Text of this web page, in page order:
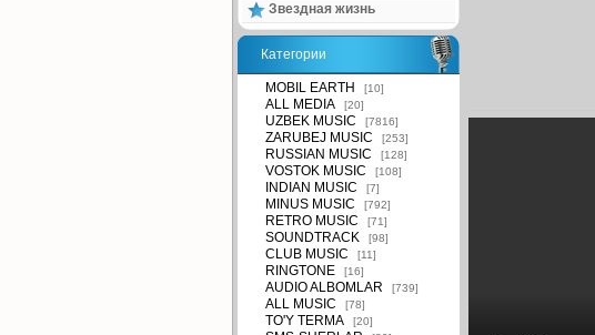
Звездная жизнь
Категории
MOBIL EARTH [10]
ALL MEDIA [20]
UZBEK MUSIC [7816]
ZARUBEJ MUSIC [253]
RUSSIAN MUSIC [128]
VOSTOK MUSIC [108]
INDIAN MUSIC [7]
MINUS MUSIC [792]
RETRO MUSIC [71]
SOUNDTRACK [98]
CLUB MUSIC [11]
RINGTONE [16]
AUDIO ALBOMLAR [739]
ALL MUSIC [78]
TO'Y TERMA [20]